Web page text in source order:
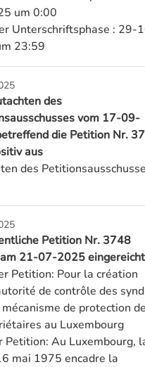
um 0:00
Unterschriftsphase : 29-
23:59
des
vom 17-09-
die Petition Nr.
aus
des
Petition Nr. 3748
21-07-2025
Petition: Pour la création
de contrôle des
de protection
au Luxembourg
Petition: Au Luxembourg,
mai 1975 encadre la